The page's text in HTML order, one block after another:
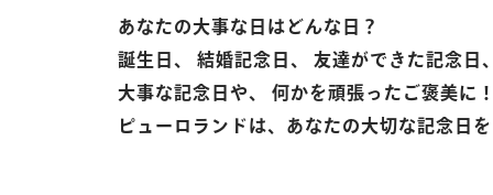
アクセス フロアマップ
あなたの大事な日はどんな日？
誕生日、 結婚記念日、 友達ができた記念
大事な記念日や、 何かを頑張ったご褒美に
ピューロランドは、あなたの大切な記念日